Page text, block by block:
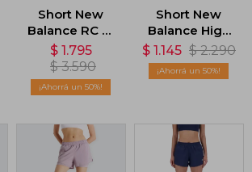
Short New
Balance RC 2-
in-1 - Violeta
$ 1.795
$ 3.590
50
Short New
Balance High
Rise 5 - Verde
$ 1.145 $ 2.290
50